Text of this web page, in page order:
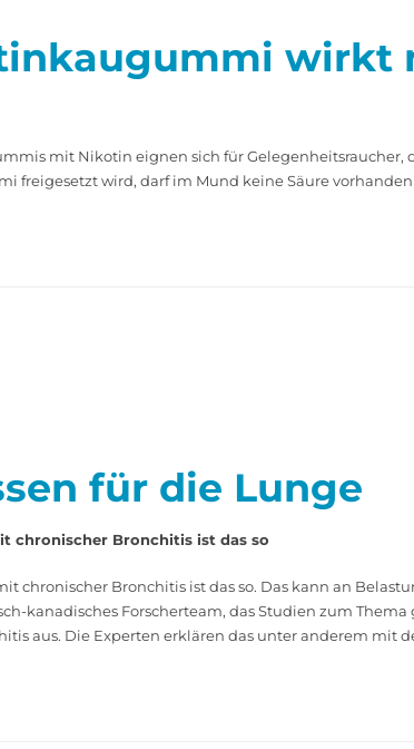
wirkt
mit Nikotin eignen sich für Gelegenheitsraucher,
wird, darf im Mund keine Säure
für die Lunge
chronischer Bronchitis ist das so
chronischer Bronchitis ist das so. Das kann an
­kanadisches Forscherteam, das Studien zum
aus. Die Experten erklären das unter anderem